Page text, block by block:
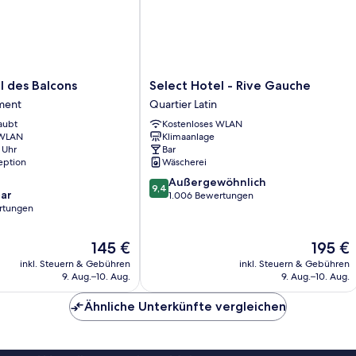
des Balcons
Der
Preis
beträgt
145 €
inkl. Steuern & Gebühren
9. Aug.–10. Aug.
Select
Hotel
-
Rive
Gauche
Quartier
Latin
Select Hotel - Rive Gauche
Quartier Latin
Kostenloses WLAN
Klimaanlage
Bar
Wäscherei
9.4
von
9,4 Außergewöhnlich
1.006 Bewertungen
Der
Preis
beträgt
195 €
inkl. Steuern & Gebühren
9. Aug.–10. Aug.
Ähnliche Unterkünfte vergleichen